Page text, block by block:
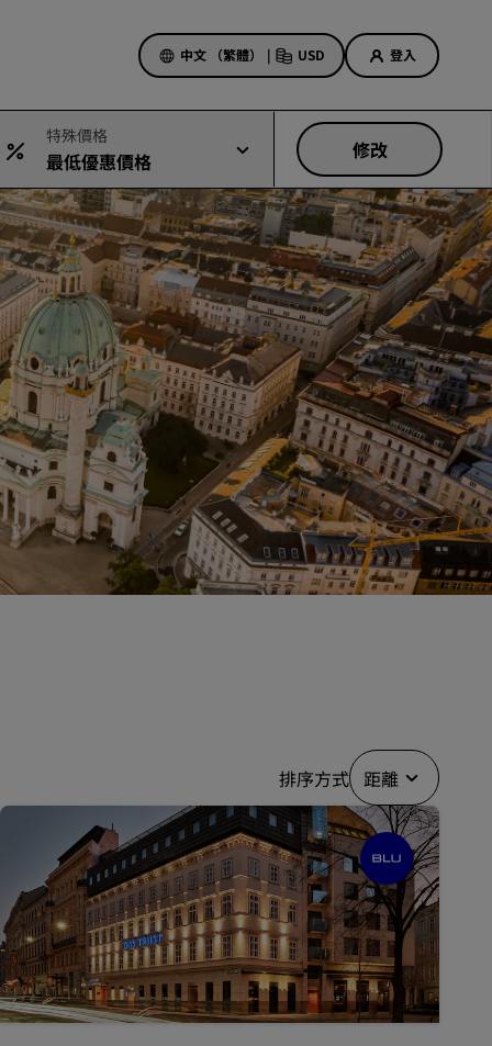
中文 （繁體） | USD 登入
探索優惠折扣
首次見面禮
當日優惠
事先預訂
查看我們的套裝方案
旅行創意
適合家庭的酒店
Rad Pets
婚禮場地
環保酒店
運動團隊住宿
福利
如何使用積分
如何賺取積分
專業訂房人員和會議組織者
加入
特殊價格
最低優惠價格 修改
排序方式 距離